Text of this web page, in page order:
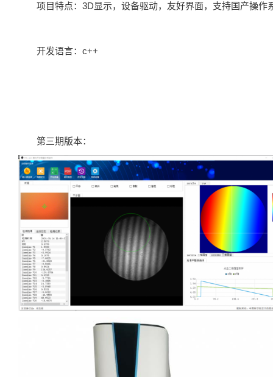
项目特点：3D显示，设备驱动，友好界面，支持国产操作
开发语言：c++
第三期版本：